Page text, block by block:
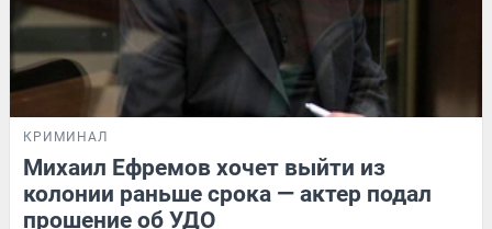
КРИМИНАЛ
Михаил Ефремов хочет выйти из
колонии раньше срока — актер подал
прошение об УДО